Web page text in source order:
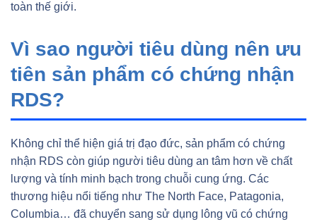
toàn thế giới.
Vì sao người tiêu dùng nên ưu
tiên sản phẩm có chứng nhận
RDS?
Không chỉ thể hiện giá trị đạo đức, sản phẩm có chứng
nhận RDS còn giúp người tiêu dùng an tâm hơn về chất
lượng và tính minh bạch trong chuỗi cung ứng. Các
thương hiệu nổi tiếng như The North Face, Patagonia,
Columbia… đã chuyển sang sử dụng lông vũ có chứng